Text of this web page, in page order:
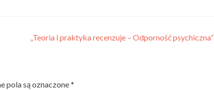
„Teoria i praktyka recenzuje – Odporność psychiczna”
pola są oznaczone*